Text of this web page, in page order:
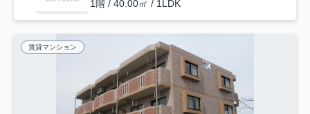
1階 / 40.00㎡ / 1LDK
賃貸マンション